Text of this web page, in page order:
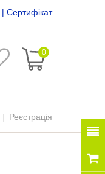
| Сертифікат
0
Реєстрація